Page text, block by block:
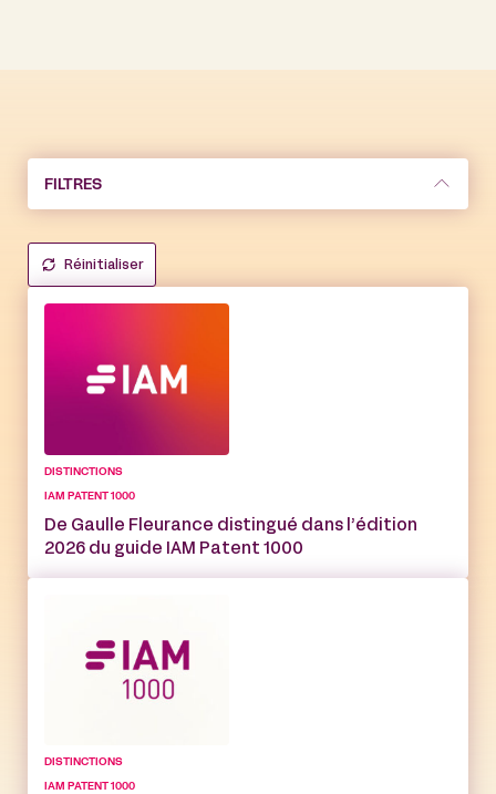
FILTRES
Réinitialiser
DISTINCTIONS
IAM PATENT 1000
De Gaulle Fleurance distingué dans l’édition
2026 du guide IAM Patent 1000
DISTINCTIONS
IAM PATENT 1000